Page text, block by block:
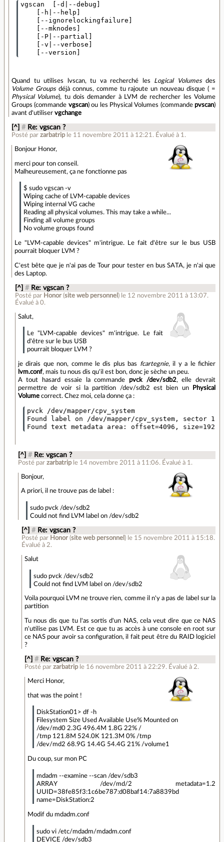
vgscan  [-d|--debug]
    [-h|--help]
    [--ignorelockingfailure]
    [--mknodes]
    [-P|--partial]
    [-v|--verbose]
Quand tu utilises lvscan, tu va recherché les Logical Volumesdes
Volume Groupsdéjà connus, comme tu rajoute un nouveau disque ( =
Physical Volume), tu dois demander à LVM de rechercher les Volume
Groups (commande vgscan) ou les Physical Volumes (commande pvscan)
avant d'utiliser vgchange
[^] # Re: vgscan ?
Posté parzarbatrip le 11 novembre 2011 à 12:21 . Évalué à 1 .
Bonjour Honor,
merci pour ton conseil.
Malheureusement, ça ne fonctionne pas
$ sudo vgscan -v
Wiping cache of LVM-capable devices
Wiping internal VG cache
Reading all physical volumes. This may take a while...
Finding all volume groups
No volume groups found
Le "LVM-capable devices" m'intrigue. Le fait d'être sur le bus USB
pourrait bloquer LVM ?
C'est bête que je n'ai pas de Tour pour tester en bus SATA, je n'ai que
des Laptop.
[^] # Re: vgscan ?
Posté par Honor(site web personnel ) le 12 novembre 2011 à 13:07.
Évalué à 0.
Salut,
Le "LVM-capable devices" m'intrigue. Le fait
d'être sur le bus USB
pourrait bloquer LVM ?
je dirais que non, comme le dis plus bas fcartegnie, il y a le fichier
lvm.conf, mais tu nous dis qu'il est bon, donc je sèche un peu.
A tout hasard essaie la commande pvck /dev/sdb2, elle devrait
permettre de voir si la partition /dev/sdb2 est bien un
Physical
Volumecorrect. Chez moi, cela donne ça :
pvck /dev/mapper/cpv_system
Found label on /dev/mapper/cpv_system, sector 1,
[^] # Re: vgscan ?
Posté parzarbatrip le 14 novembre 2011 à 11:06. Évalué à 1 .
Bonjour,
A priori, il ne trouve pas de label :
sudo pvck /dev/sdb2
Could not find LVM label on /dev/sdb2
[^] # Re: vgscan ?
Posté par Honor(site web personnel ) le 15 novembre 2011 à 15:18.
Évalué à 2.
Salut
sudo pvck /dev/sdb2
Could not find LVM label on /dev/sdb2
Voila pourquoi LVM ne trouve rien, comme il n'y a pas de label sur la
partition
Tu nous dis que tu l'as sortis d'un NAS, cela veut dire que ce NAS
n'utilise pas LVM. Est ce que tu as accès à une console en root sur
ce NAS pour avoir sa configuration, il fait peut être du RAID logiciel
?
[^] # Re: vgscan ?
Posté par zarbatrip le 16 novembre 2011 à 22:29. Évalué à 2.
Merci Honor,
that was the point !
DiskStation01> df -h
Filesystem Size Used Available Use% Mounted on
/dev/md0 2.3G 496.4M 1.8G 22% /
/tmp 121.8M 524.0K 121.3M 0% /tmp
/dev/md2 68.9G 14.4G 54.4G 21% /volume1
Du coup, sur mon PC
mdadm --examine --scan /dev/sdb3
ARRAY /dev/md/2 metadata=1.2
UUID=38fe85f3:1c6be787:d08baf14:7a8839bd
name=DiskStation:2
Modif du mdadm.conf
sudo vi /etc/mdadm/mdadm.conf
DEVICE /dev/sdb3